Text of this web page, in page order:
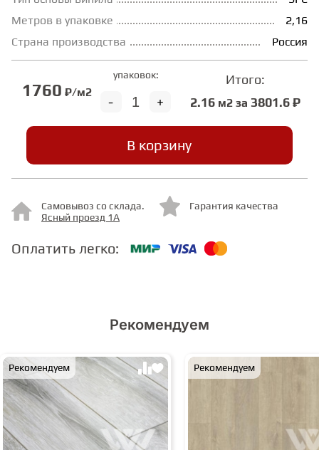
МАССИВНАЯ ДОСКА
ИСКУССТВЕННАЯ ТРАВА
СТУПЕНИ
ФАНЕРА
МИНЕРАЛЬНО-КАМЕННЫЙ
Метров в упаковке
2,16
Страна производства
Россия
1760 ₽/м2
упаковок:
+
-
Итого:
2.16м2 за 3801.6 ₽
В корзину
Самовывоз со склада.
Ясный проезд 1А
Гарантия качества
Оплатить легко:
Рекомендуем
Рекомендуем Рекомендуем